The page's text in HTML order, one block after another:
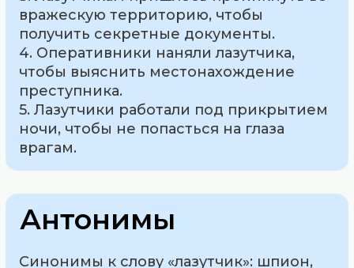
вражескую территорию, чтобы
получить секретные документы.
4. Оперативники наняли лазутчика,
чтобы выяснить местонахождение
преступника.
5. Лазутчики работали под прикрытием
ночи, чтобы не попасться на глаза
врагам.
Антонимы
Синонимы к слову «лазутчик»: шпион,